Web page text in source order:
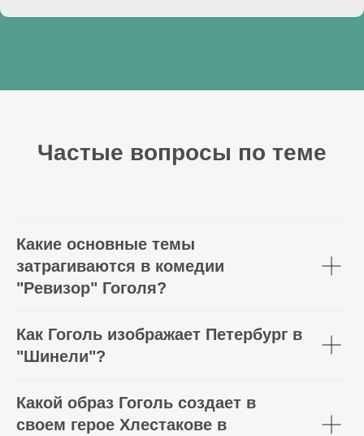
Частые вопросы по теме
Какие основные темы
затрагиваются в комедии
"Ревизор" Гоголя?
Как Гоголь изображает Петербург в
"Шинели"?
Какой образ Гоголь создает в
своем герое Хлестакове в